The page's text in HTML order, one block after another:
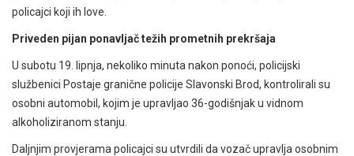
policajci koji ih love.
Priveden pijan ponavljač težih prometnih prekršaja
U subotu 19. lipnja, nekoliko minuta nakon ponoći, policijski
službenici Postaje granične policije Slavonski Brod, kontrolirali su
osobni automobil, kojim je upravljao 36-godišnjak u vidnom
alkoholiziranom stanju.
Daljnjim provjerama policajci su utvrdili da vozač upravlja osobnim